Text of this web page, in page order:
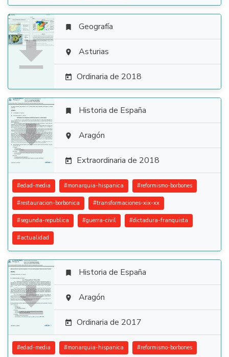

 Geografía
 Asturias
 Ordinaria de 2018

 Historia de España
 Aragón
 Extraordinaria de 2018
#edad-media #monarquia-hispanica #reformismo-borbones
#restauracion-borbonica #transformaciones-xix-xx
#segunda-republica #guerra-civil #dictadura-franquista
#actualidad

 Historia de España
 Aragón
 Ordinaria de 2017
#edad-media #monarquia-hispanica #reformismo-borbones